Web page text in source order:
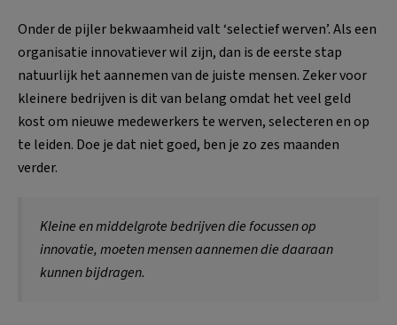
Onder de pijler bekwaamheid valt ‘selectief werven’. Als een
organisatie innovatiever wil zijn, dan is de eerste stap
natuurlijk het aannemen van de juiste mensen. Zeker voor
kleinere bedrijven is dit van belang omdat het veel geld
kost om nieuwe medewerkers te werven, selecteren en op
te leiden. Doe je dat niet goed, ben je zo zes maanden
verder.
Kleine en middelgrote bedrijven die focussen op
innovatie, moeten mensen aannemen die daaraan
kunnen bijdragen.